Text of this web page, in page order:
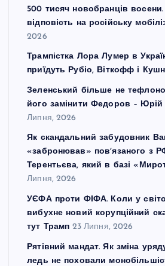
500 тисяч новобранців
відповість на російську
2026
Трампістка Лора Лумер в
приїдуть Рубіо, Віткофф і
Зеленський більше не
його замінити Федоров –
Липня, 2026
Як скандальний забудовник
«забронював» повʼязаного з
Терентьєва, який в базі
Липня, 2026
УЄФА проти ФІФА. Коли у
вибухне новий корупційний
тут Трамп 23 Липня, 2026
Рятівний мандат. Як зміна
ледь не поховали